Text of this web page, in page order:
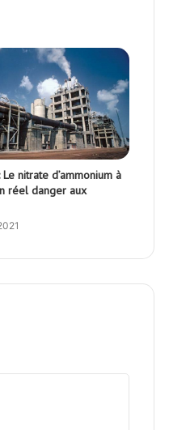
nitrate d’ammonium à
réel danger aux